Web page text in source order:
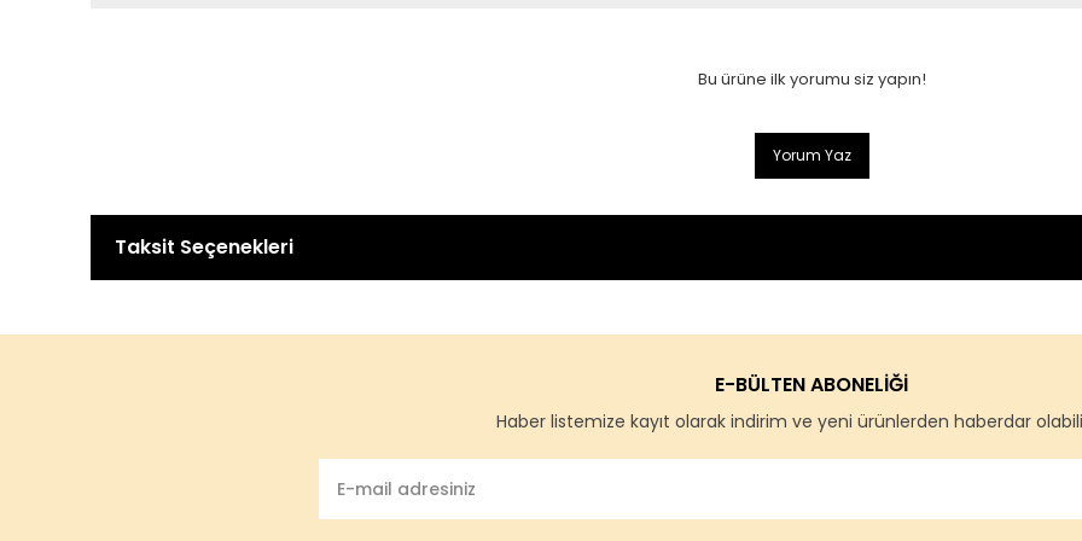
Bu ürüne ilk yorumu siz yapın!
Yorum Yaz
Taksit Seçenekleri
E-BÜLTEN ABONELİĞİ
Haber listemize kayıt olarak indirim ve yeni ürünlerden haberdar